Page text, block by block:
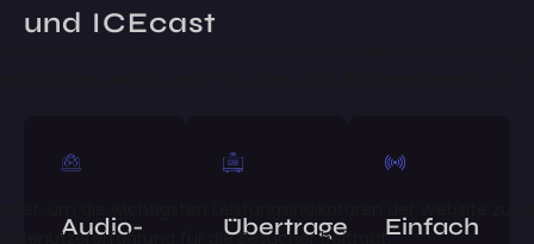
und ICEcast
Audio-
Übertragen
Einfach